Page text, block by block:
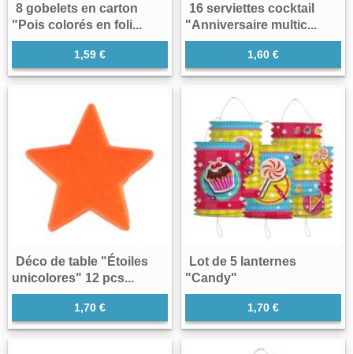
8 gobelets en carton
"Pois colorés en foli...
1,59 €
16 serviettes cocktail
"Anniversaire multic...
1,60 €
Déco de table "Étoiles
unicolores" 12 pcs...
1,70 €
Lot de 5 lanternes
"Candy"
1,70 €